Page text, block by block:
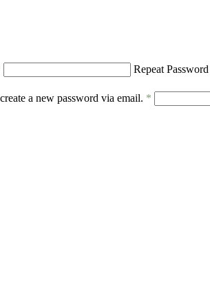
Repeat
a new password via email. *